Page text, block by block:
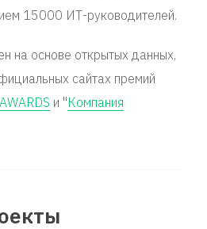
15000 ИТ-руководителей.
на основе открытых данных,
сайтах премий
и "Компания